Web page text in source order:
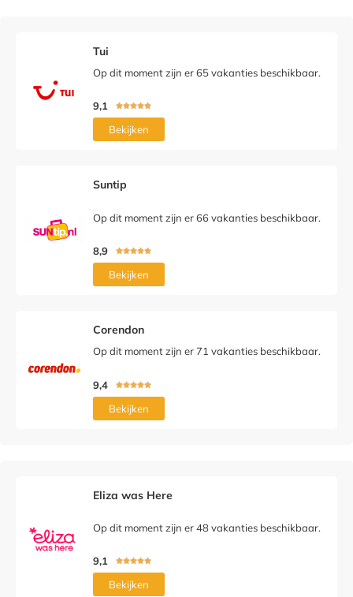
Tui
Op dit moment zijn er 65 vakanties beschikbaar.
9,1 
Bekijken
Suntip
Op dit moment zijn er 66 vakanties beschikbaar.
8,9 
Bekijken
Corendon
Op dit moment zijn er 71 vakanties beschikbaar.
9,4 
Bekijken
Eliza was Here
Op dit moment zijn er 48 vakanties beschikbaar.
9,1 
Bekijken